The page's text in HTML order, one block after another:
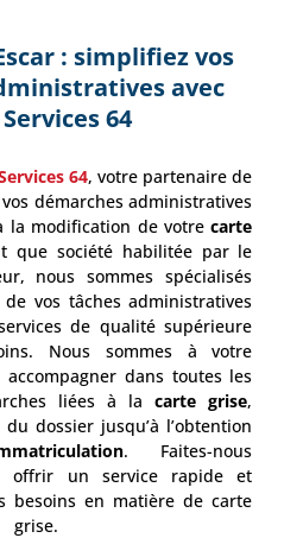
: simplifiez vos
avec
64
64, votre partenaire de
démarches administratives
la modification de votrecarte
que société habilitée par le
nous sommes spécialisés
vos tâches administratives
de qualité supérieure
Nous sommes à votre
dans toutes les
liées à la carte grise,
dossier jusqu’à l’obtention
. Faites-nous
offrir un service rapide et
besoins en matière de carte
grise.